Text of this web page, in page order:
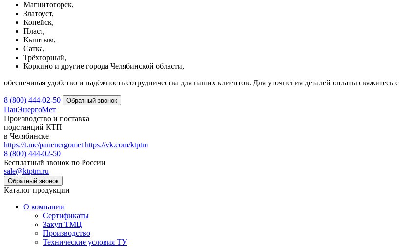
Магнитогорск,
Златоуст,
Копейск,
Пласт,
Кыштым,
Сатка,
Трёхгорный,
Коркино и другие города Челябинской области,
обеспечивая удобство и надёжность сотрудничества для наших клиентов. Для уточнения деталей оплаты свяжитесь
8 (800) 444-02-50
ПанЭнергоМет
Производство и поставка
подстанций КТП
в Челябинске
https://t.me/panenergomet https://vk.com/ktptm
8 (800) 444-02-50
Бесплатный звонок по России
sale@ktptm.ru
Каталог продукции
О компании
Сертификаты
Закуп ТМЦ
Производство
Технические условия ТУ